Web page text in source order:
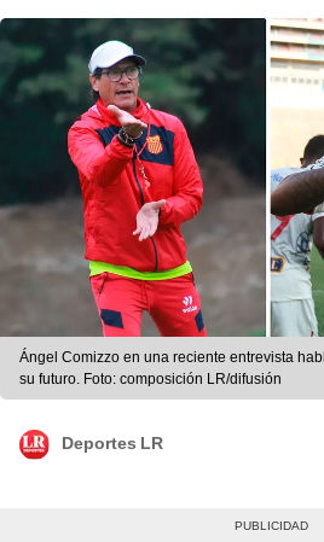
Ángel Comizzo en una reciente entrevista
su futuro. Foto: composición LR/difusión
Deportes LR